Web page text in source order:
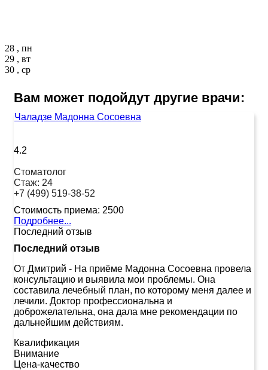
28 , пн
29 , вт
30 , ср
Вам может подойдут другие врачи:
Чаладзе Мадонна Сосоевна
4.2
Стоматолог
Стаж: 24
+7 (499) 519-38-52
Стоимость приема: 2500
Подробнее...
Последний отзыв
Последний отзыв
От Дмитрий - На приёме Мадонна Сосоевна провела
консультацию и выявила мои проблемы. Она
составила лечебный план, по которому меня далее и
лечили. Доктор профессиональна и
доброжелательна, она дала мне рекомендации по
дальнейшим действиям.
Квалификация
Внимание
Цена-качество